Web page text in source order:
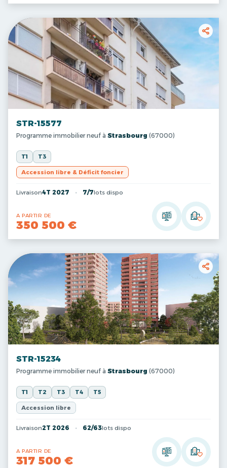
STR-15577
Programme immobilier neuf à Strasbourg (67000)
T1 T3
Accession libre & Déficit foncier
Livraison4T 2027 7/7lots dispo
A PARTIR DE
350 500 €
STR-15234
Programme immobilier neuf à Strasbourg (67000)
T1 T2 T3 T4 T5
Accession libre
Livraison2T 2026 62/63lots dispo
A PARTIR DE
317 500 €